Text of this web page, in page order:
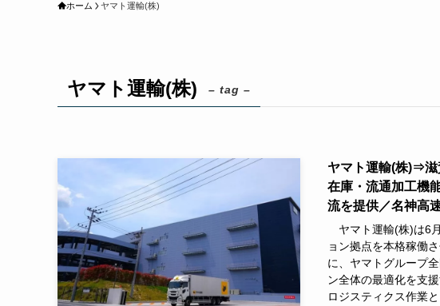
ホーム ヤマト運輸(株)
ヤマト運輸(株) – tag –
ヤマト運輸(株)⇒滋
在庫・流通加工機
流を提供／名神高
ヤマト運輸(株)は6
ョン拠点を本格稼働
に、ヤマトグループ
ン全体の最適化を支
ロジスティクス作業